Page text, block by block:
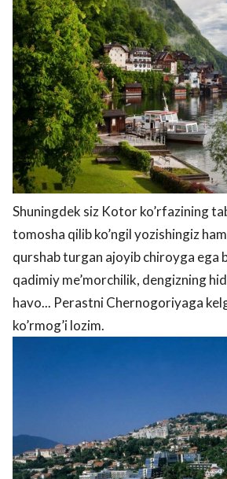
Shuningdek siz Kotor ko’rfazining
tomosha qilib ko’ngil yozishingiz
qurshab turgan ajoyib chiroyga ega
qadimiy me’morchilik, dengizning
havo... Perastni Chernogoriyaga
ko’rmog’i lozim.